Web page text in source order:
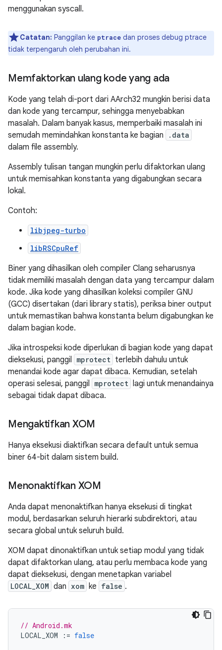
menggunakan syscall.
Catatan: Panggilan ke ptrace dan proses debug ptrace
tidak terpengaruh oleh perubahan ini.
Memfaktorkan ulang kode yang ada
Kode yang telah di-port dari AArch32 mungkin berisi data
dan kode yang tercampur, sehingga menyebabkan
masalah. Dalam banyak kasus, memperbaiki masalah ini
semudah memindahkan konstanta ke bagian
.data
dalam file assembly.
Assembly tulisan tangan mungkin perlu difaktorkan ulang
untuk memisahkan konstanta yang digabungkan secara
lokal.
Contoh:
libjpeg-turbo
libRSCpuRef
Biner yang dihasilkan oleh compiler Clang seharusnya
tidak memiliki masalah dengan data yang tercampur dalam
kode. Jika kode yang dihasilkan koleksi compiler GNU
(GCC) disertakan (dari library statis), periksa biner output
untuk memastikan bahwa konstanta belum digabungkan ke
dalam bagian kode.
Jika introspeksi kode diperlukan di bagian kode yang dapat
dieksekusi, panggil mprotect terlebih dahulu untuk
menandai kode agar dapat dibaca. Kemudian, setelah
operasi selesai, panggil mprotect lagi untuk menandainya
sebagai tidak dapat dibaca.
Mengaktifkan XOM
Hanya eksekusi diaktifkan secara default untuk semua
biner 64-bit dalam sistem build.
Menonaktifkan XOM
Anda dapat menonaktifkan hanya eksekusi di tingkat
modul, berdasarkan seluruh hierarki subdirektori, atau
secara global untuk seluruh build.
XOM dapat dinonaktifkan untuk setiap modul yang tidak
dapat difaktorkan ulang, atau perlu membaca kode yang
dapat dieksekusi, dengan menetapkan variabel
LOCAL_XOM dan xom ke false .
// Android.mk
LOCAL_XOM
:= false